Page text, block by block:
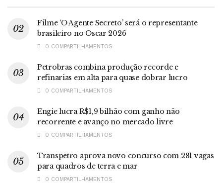
Filme ‘O Agente Secreto’ será o representante
brasileiro no Oscar 2026
0 COMPARTILHAMENTOS
Petrobras combina produção recorde e
refinarias em alta para quase dobrar lucro
0 COMPARTILHAMENTOS
Engie lucra R$1,9 bilhão com ganho não
recorrente e avanço no mercado livre
0 COMPARTILHAMENTOS
Transpetro aprova novo concurso com 281 vagas
para quadros de terra e mar
0 COMPARTILHAMENTOS